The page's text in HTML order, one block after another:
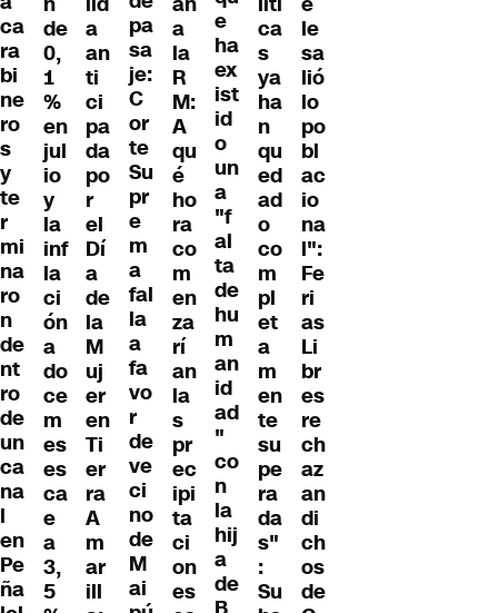
ca
ra
bi
ne
ro
s
y
te
r
mi
na
ro
n
de
nt
ro
de
un
ca
na
l
en
Pe
ña
de
0,
1
%
en
jul
io
y
la
inf
la
ci
ón
a
do
ce
m
es
es
ca
e
a
3,
5
a
an
ti
ci
pa
da
po
r
el
Dí
a
de
la
M
uj
er
en
Ti
er
ra
A
m
ar
ill
pa
sa
je:
C
or
te
Su
pr
e
m
a
fal
la
a
fa
vo
r
de
ve
ci
no
de
M
ai
a
la
R
M:
A
qu
é
ho
ra
co
m
en
za
rí
an
la
s
pr
ec
ipi
ta
ci
on
es
e
ha
ex
ist
id
o
un
a
"f
al
ta
de
hu
m
an
id
ad
"
co
n
la
hij
a
de
ca
s
ya
ha
n
qu
ed
ad
o
co
m
pl
et
a
m
en
te
su
pe
ra
da
s"
:
Su
le
sa
lió
lo
po
bl
ac
io
na
l":
Fe
ri
as
Li
br
es
re
ch
az
an
di
ch
os
de